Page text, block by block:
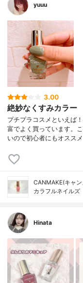
yuuu
3.00
絶妙なくすみカラー
プチプラコスメといえば
富でよく買っています。
いので初心者にもオスス
CANMAKE(キャ
カラフルネイルズ
Hinata